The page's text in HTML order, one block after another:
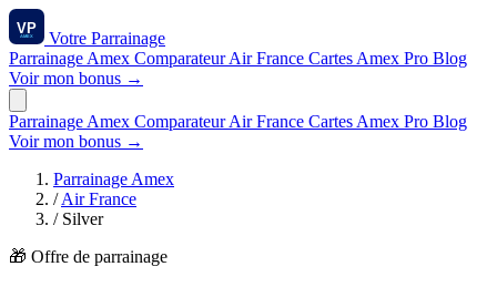
Votre Parrainage
Parrainage Amex ComparateurAir France Cartes Amex Pro Blog
Voir mon bonus →
Parrainage Amex ComparateurAir France Cartes Amex Pro Blog
Voir mon bonus →
Parrainage Amex
/ Air France
/ Silver
🎁 Offre de parrainage